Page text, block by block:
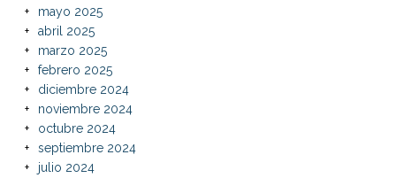
mayo 2025
abril 2025
marzo 2025
febrero 2025
diciembre 2024
noviembre 2024
octubre 2024
septiembre 2024
julio 2024